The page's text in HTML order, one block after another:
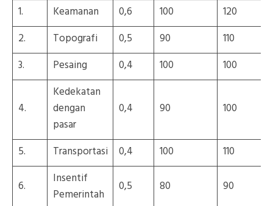
1.
Keamanan 0,6 100 120
2.
Topografi 0,5 90 110
3.
Pesaing 0,4 100 100
4.
Kedekatan
dengan
pasar
0,4 90 100
5. Transportasi 0,4 100 110
6.
Insentif
Pemerintah
0,5 80 90